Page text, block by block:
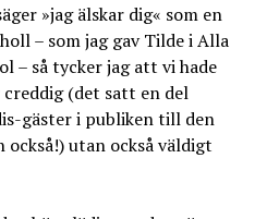
»jag älskar dig« som en
– som jag gav Tilde i Alla
– så tycker jag att vi hade
(det satt en del
gäster i publiken till den
utan också väldigt